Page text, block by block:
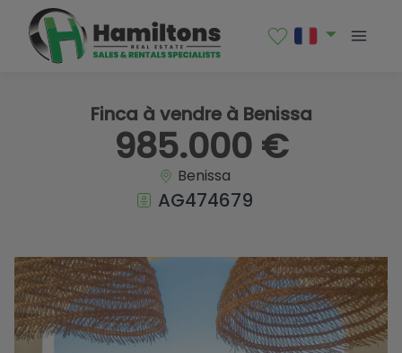
Finca à vendre à Benissa
985.000 €
Benissa
AG474679
1 / 39